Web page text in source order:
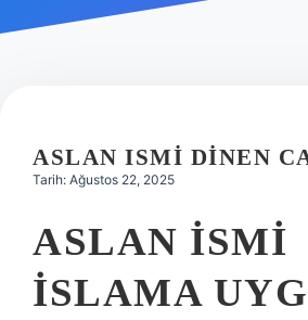
Hakkımızda
ASLAN ISMI DINEN
Tarih: Ağustos 22, 2025
ASLAN ISMI
ISLAMA